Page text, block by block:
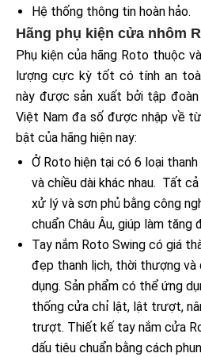
Hệ thống thông tin hoàn hảo.
Hãng phụ kiện cửa nhôm
Phụ kiện của hãng Roto thuộc
lượng cực kỳ tốt có tính an
này được sản xuất bởi tập
Việt Nam đa số được nhập về
bật của hãng hiện nay:
Ở Roto hiện tại có 6 loại
và chiều dài khác nhau. Tất
xử lý và sơn phủ bằng công
chuẩn Châu Âu, giúp làm tăng
Tay nắm Roto Swing có giá
đẹp thanh lịch, thời thượng và
dụng. Sản phẩm có thể ứng
thống cửa chỉ lật, lật trượt,
trượt. Thiết kế tay nắm cửa
dấu tiêu chuẩn bằng cách